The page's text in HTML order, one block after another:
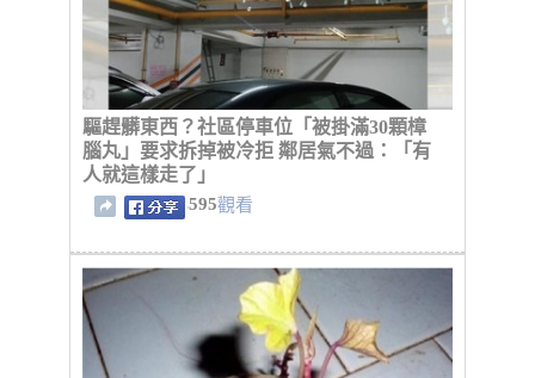
驅趕髒東西？社區停車位「被掛滿30顆樟
腦丸」要求拆掉被冷拒 鄰居氣不過：「有
人就這樣走了」
595觀看